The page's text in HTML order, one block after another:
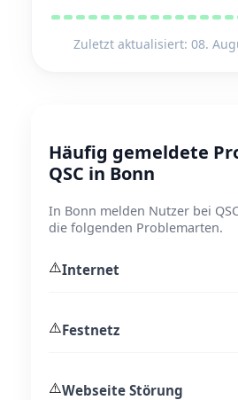
Zuletzt aktualisiert: 08.
Häufig gemeldete
QSC in Bonn
In Bonn melden Nutzer bei
die folgenden Problemarten.
⚠️Internet
⚠️Festnetz
⚠️Webseite Störung